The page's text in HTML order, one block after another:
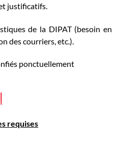
justificatifs.
de la DIPAT (besoin en
des courriers, etc.).
ponctuellement
requises